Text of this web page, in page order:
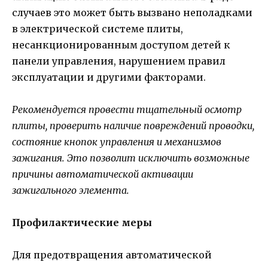
случаев это может быть вызвано неполадками
в электрической системе плиты,
несанкционированным доступом детей к
панели управления, нарушением правил
эксплуатации и другими факторами.
Рекомендуется провести тщательный осмотр
плиты, проверить наличие повреждений проводки,
состояние кнопок управления и механизмов
зажигания. Это позволит исключить возможные
причины автоматической активации
зажигального элемента.
Профилактические меры
Для предотвращения автоматической